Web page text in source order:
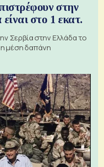
στην
στο 1 εκατ.
Σερβία στην Ελλάδα το
η μέση δαπάνη